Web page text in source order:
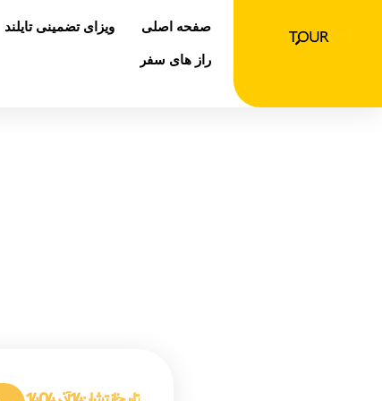
صفحه اصلی ویزای تضمینی تایلند
راز های سفر